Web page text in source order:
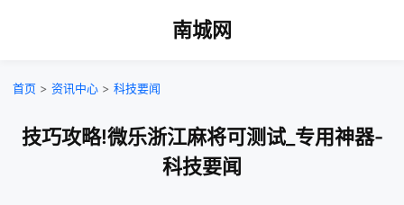
南城网
首页 > 资讯中心 > 科技要闻
技巧攻略!微乐浙江麻将可测试_专用神器-
科技要闻